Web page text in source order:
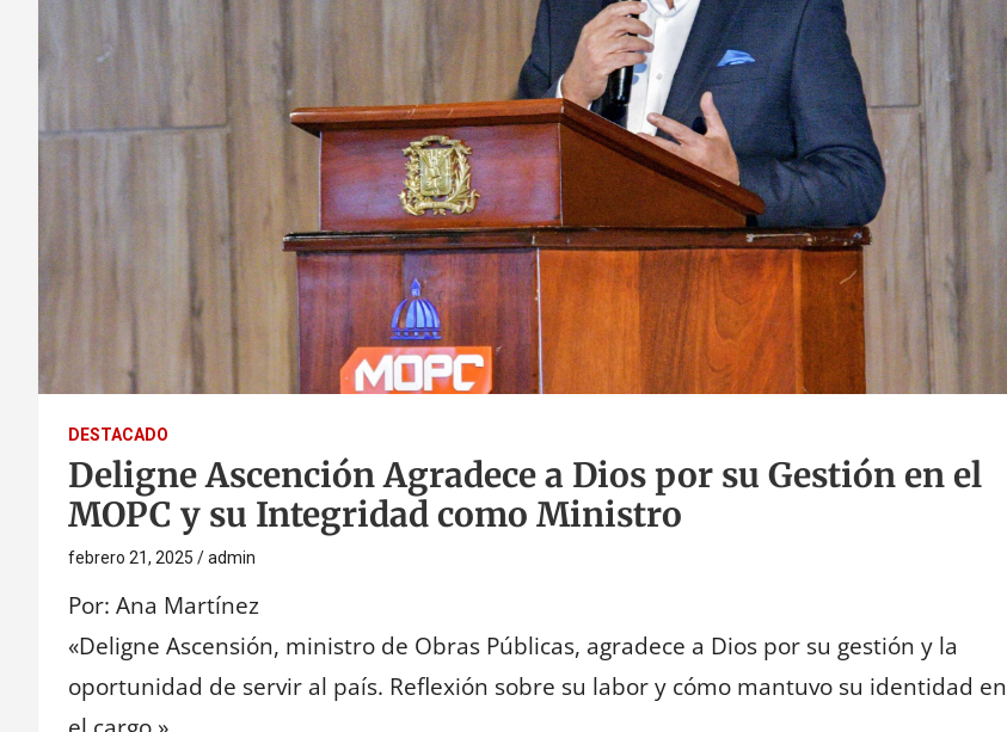
DESTACADO
Deligne Ascención Agradece a Dios por su Gestión en el
MOPC y su Integridad como Ministro
febrero 21, 2025 admin
Por: Ana Martínez
«Deligne Ascensión, ministro de Obras Públicas, agradece a Dios por su gestión y la
oportunidad de servir al país. Reflexión sobre su labor y cómo mantuvo su identidad en